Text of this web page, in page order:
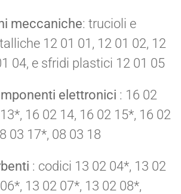
meccaniche: trucioli e
12 01 01, 12 01 02, 12
04, e sfridi plastici 12 01 05
elettronici : 16 02
16 02 14, 16 02 15*, 16 02
03 17*, 08 03 18
: codici 13 02 04*, 13 02
13 02 07*, 13 02 08*,